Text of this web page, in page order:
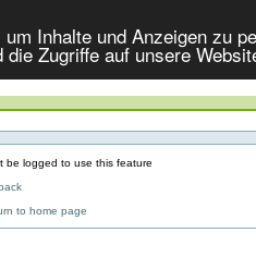
Inhalte und Anzeigen zu
die Zugriffe auf unsere
be logged to use this feature
to home page